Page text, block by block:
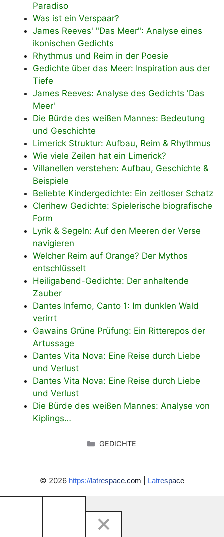
Paradiso
Was ist ein Verspaar?
James Reeves' "Das Meer": Analyse eines
ikonischen Gedichts
Rhythmus und Reim in der Poesie
Gedichte über das Meer: Inspiration aus der
Tiefe
James Reeves: Analyse des Gedichts 'Das
Meer'
Die Bürde des weißen Mannes: Bedeutung
und Geschichte
Limerick Struktur: Aufbau, Reim & Rhythmus
Wie viele Zeilen hat ein Limerick?
Villanellen verstehen: Aufbau, Geschichte &
Beispiele
Beliebte Kindergedichte: Ein zeitloser Schatz
Clerihew Gedichte: Spielerische biografische
Form
Lyrik & Segeln: Auf den Meeren der Verse
navigieren
Welcher Reim auf Orange? Der Mythos
entschlüsselt
Heiligabend-Gedichte: Der anhaltende
Zauber
Dantes Inferno, Canto 1: Im dunklen Wald
verirrt
Gawains Grüne Prüfung: Ein Ritterepos der
Artussage
Dantes Vita Nova: Eine Reise durch Liebe
und Verlust
Dantes Vita Nova: Eine Reise durch Liebe
und Verlust
Die Bürde des weißen Mannes: Analyse von
Kiplings…
KATEGORIEN
GEDICHTE
© 2026 https://latrespace.com Latrespace